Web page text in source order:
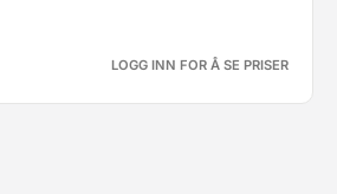
LOGG INN FOR Å SE PRISER